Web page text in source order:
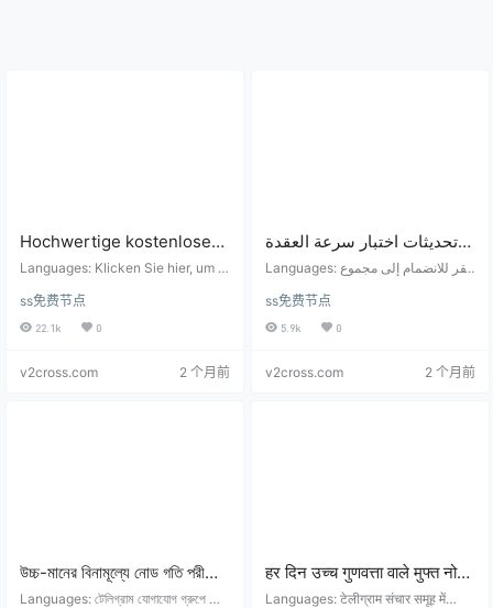
Hochwertige kostenlose
Knotengeschwindigkeitste
(aktualisiert alle 6
Stunden)
Languages: Klicken Sie hier, um d
pe beizutreten: https://t.me/shado
wrocket_android Kostenlose Knot
g in Echtze…
ss免费节点
22.1k 0
v2cross.com 2 个月前
تحديثات اختبار سرعة العقدة
المجانية عالية الجودة كل يوم
Languages: انقر للانضمام إلى مجموع
shadowrocket_android العقدة المجا
نية وعنوان الاشتراك: يتم تحديث العقد
ss免费节点
5.9k 0
v2cross.com 2 个月前
উচ্চ-মানের বিনামূল্যে নোড গতি পরীক্ষা
প্রতি দিন আপডেট (প্রতি 6 ঘন্টা
Languages: টেলিগ্রাম যোগাযোগ গ্রুপে যোগ
हर दिन उच्च गुणवत्ता वाले मुफ्त नोड
स्पीड परीक्षण अपडेट (हर 6 घंटे में
Languages: टेलीग्राम संचार समूह में